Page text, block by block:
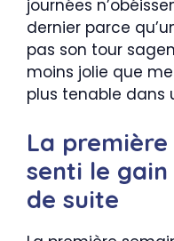
journées
dernier parce
pas son tour
moins jolie que
plus tenable dans
La première
senti le
de suite